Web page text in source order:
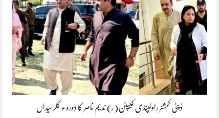
ڈپٹی کمشنر راولپنڈی کیپٹن(ر) ندیم ناصر کا دورہء کلرسیداں